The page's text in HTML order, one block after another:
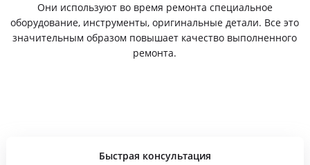
Они используют во время ремонта специальное
оборудование, инструменты, оригинальные детали. Все это
значительным образом повышает качество выполненного
ремонта.
Быстрая консультация